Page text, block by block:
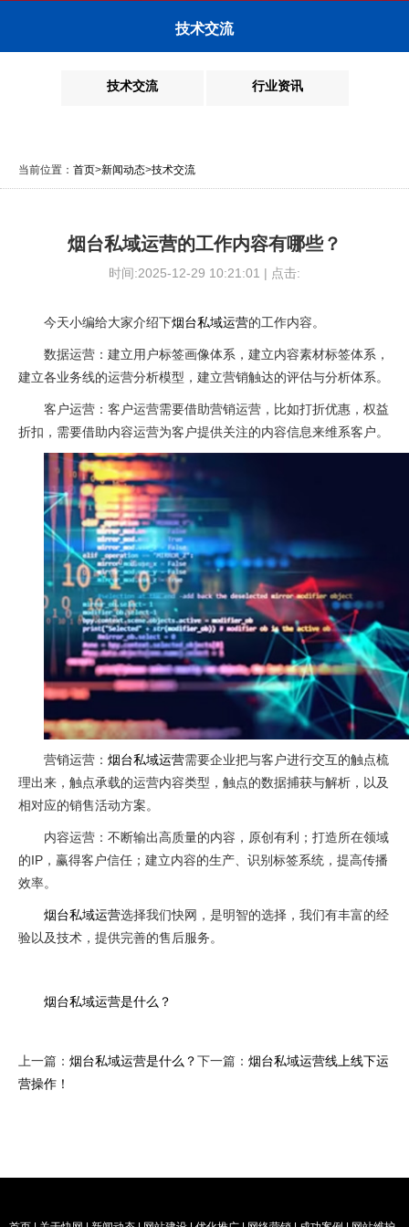
技术交流
技术交流 行业资讯
当前位置： 首页>新闻动态>技术交流
烟台私域运营的工作内容有哪些？
时间:2025-12-29 10:21:01 | 点击:
今天小编给大家介绍下烟台私域运营的工作内容。
数据运营：建立用户标签画像体系，建立内容素材标签体系，
建立各业务线的运营分析模型，建立营销触达的评估与分析体系。
客户运营：客户运营需要借助营销运营，比如打折优惠，权益
折扣，需要借助内容运营为客户提供关注的内容信息来维系客户。
营销运营： 烟台私域运营需要企业把与客户进行交互的触点梳
理出来，触点承载的运营内容类型，触点的数据捕获与解析，以及
相对应的销售活动方案。
内容运营：不断输出高质量的内容，原创有利；打造所在领域
的IP，赢得客户信任；建立内容的生产、识别标签系统，提高传播
效率。
烟台私域运营选择我们快网，是明智的选择，我们有丰富的经
验以及技术，提供完善的售后服务。
烟台私域运营是什么？
上一篇： 烟台私域运营是什么？下一篇： 烟台私域运营线上线下运
营操作！